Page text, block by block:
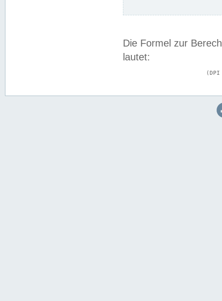
Die Formel zur
lautet: